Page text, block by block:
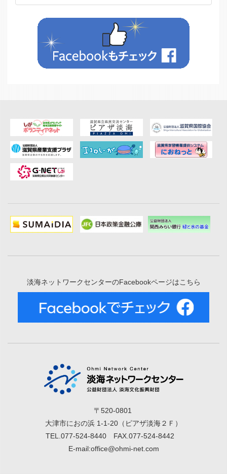
淡海ネットワークセンターのFacebookページはこちら
〒520-0801
大津市におの浜 1-1-20（ピアザ淡海２Ｆ）
TEL.077-524-8440 FAX.077-524-8442
E-mail:office@ohmi-net.com